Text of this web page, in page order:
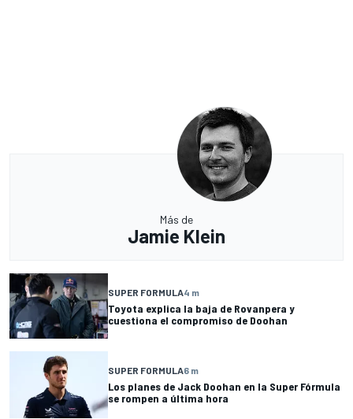
Más de
Jamie Klein
SUPER FORMULA4 m
Toyota explica la baja de Rovanpera y
cuestiona el compromiso de Doohan
SUPER FORMULA6 m
Los planes de Jack Doohan en la Super Fórmula
se rompen a última hora